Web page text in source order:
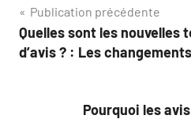
Navigation
de
Publication précédente
Quelles sont les nouvelles
d’avis ? : Les
Pourquoi les